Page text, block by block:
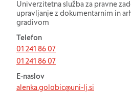
Univerzitetna služba za pravne
upravljanje z dokumentarnim in
gradivom
Telefon
01 241 86 07
01 241 86 07
E-naslov
alenka.golobic@uni-lj.si